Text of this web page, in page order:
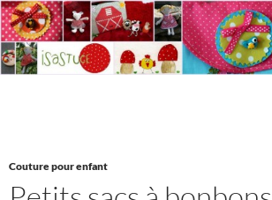
Aller
au
contenu
Couture pour enfant